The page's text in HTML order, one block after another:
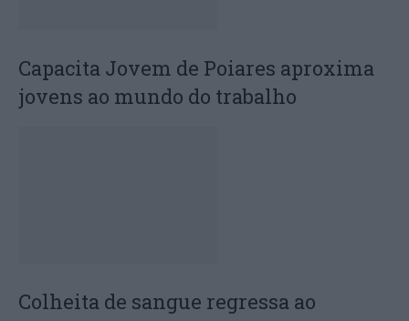
Capacita Jovem de Poiares aproxima
jovens ao mundo do trabalho
Colheita de sangue regressa ao